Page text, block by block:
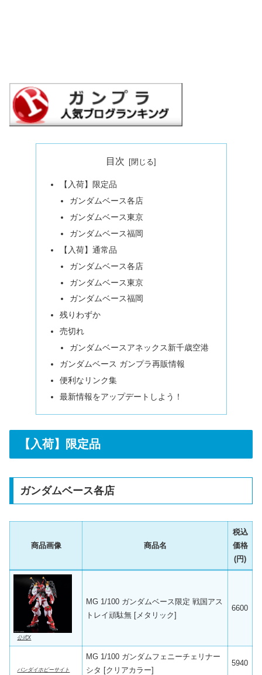
目次
【入荷】限定品
ガンダムベース各店
ガンダムベース東京
ガンダムベース福岡
【入荷】通常品
ガンダムベース各店
ガンダムベース東京
ガンダムベース福岡
残りわずか
売切れ
ガンダムベースアネックス新千歳空港
ガンダムベース ガンプラ再販情報
便利なリンク集
最新情報をアップデートしよう！
【入荷】限定品
ガンダムベース各店
商品画像 商品名
税込
価格
(円)
公式X
MG 1/100 ガンダムベース限定 戦国アス
トレイ頑駄無 [メタリック]
6600
バンダイホビーサイト
MG 1/100 ガンダムフェニーチェリナー
シタ [クリアカラー]
5940